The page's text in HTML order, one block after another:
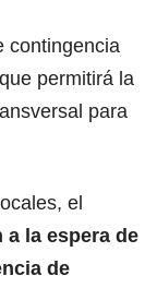
contingencia
permitirá la
para
el
a la espera de
de